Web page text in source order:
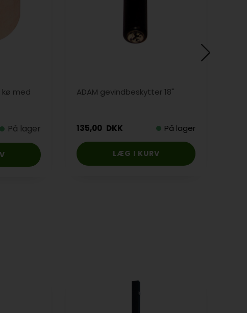
kø med
På lager
ADAM gevindbeskytter 18"
135,00 DKK På lager